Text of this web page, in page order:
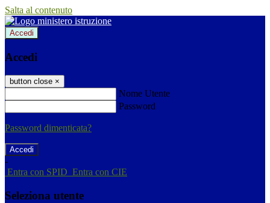
Salta al contenuto
Accedi
Accedi
button close ×
Nome Utente
Password
Password dimenticata?
-
Entra con SPID Entra con CIE
Seleziona utente